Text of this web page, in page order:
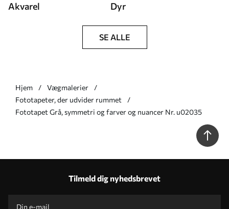
Akvarel Dyr
SE ALLE
Hjem
Vægmalerier
Fototapeter, der udvider rummet
Fototapet Grå, symmetri og farver og nuancer Nr. u02035
Tilmeld dig nyhedsbrevet